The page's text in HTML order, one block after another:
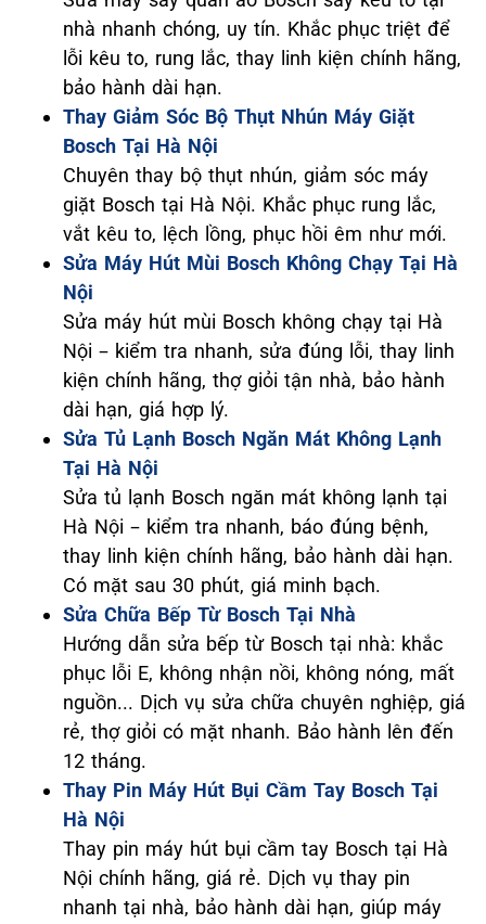
nhà nhanh chóng, uy tín. Khắc phục triệt để
lỗi kêu to, rung lắc, thay linh kiện chính hãng,
bảo hành dài hạn.
Thay Giảm Sóc Bộ Thụt Nhún Máy Giặt
Bosch Tại Hà Nội
Chuyên thay bộ thụt nhún, giảm sóc máy
giặt Bosch tại Hà Nội. Khắc phục rung lắc,
vắt kêu to, lệch lồng, phục hồi êm như mới.
Sửa Máy Hút Mùi Bosch Không Chạy Tại Hà
Nội
Sửa máy hút mùi Bosch không chạy tại Hà
Nội – kiểm tra nhanh, sửa đúng lỗi, thay linh
kiện chính hãng, thợ giỏi tận nhà, bảo hành
dài hạn, giá hợp lý.
Sửa Tủ Lạnh Bosch Ngăn Mát Không Lạnh
Tại Hà Nội
Sửa tủ lạnh Bosch ngăn mát không lạnh tại
Hà Nội – kiểm tra nhanh, báo đúng bệnh,
thay linh kiện chính hãng, bảo hành dài hạn.
Có mặt sau 30 phút, giá minh bạch.
Sửa Chữa Bếp Từ Bosch Tại Nhà
Hướng dẫn sửa bếp từ Bosch tại nhà: khắc
phục lỗi E, không nhận nồi, không nóng, mất
nguồn... Dịch vụ sửa chữa chuyên nghiệp, giá
rẻ, thợ giỏi có mặt nhanh. Bảo hành lên đến
12 tháng.
Thay Pin Máy Hút Bụi Cầm Tay Bosch Tại
Hà Nội
Thay pin máy hút bụi cầm tay Bosch tại Hà
Nội chính hãng, giá rẻ. Dịch vụ thay pin
nhanh tại nhà, bảo hành dài hạn, giúp máy